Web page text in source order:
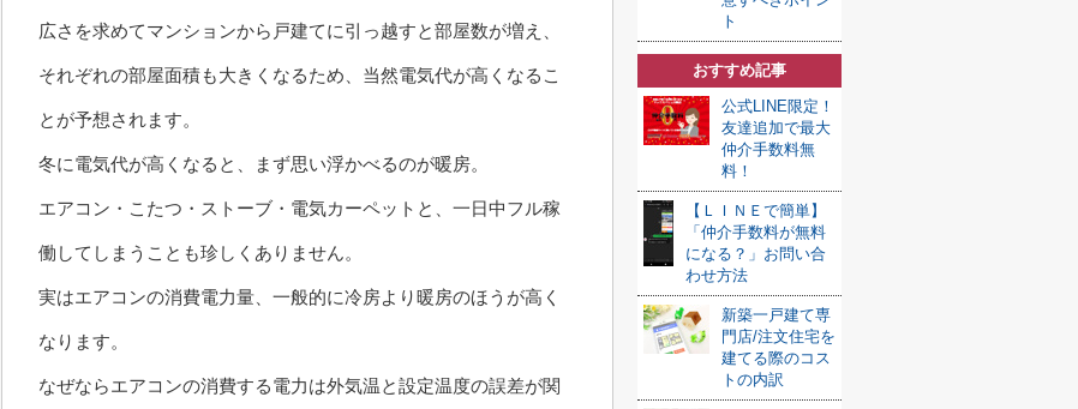
広さを求めてマンションから戸建てに引っ越すと部屋数が増え、
それぞれの部屋面積も大きくなるため、当然電気代が高くなるこ
とが予想されます。
冬に電気代が高くなると、まず思い浮かべるのが暖房。
エアコン・こたつ・ストーブ・電気カーペットと、一日中フル稼
働してしまうことも珍しくありません。
実はエアコンの消費電力量、一般的に冷房より暖房のほうが高く
なります。
なぜならエアコンの消費する電力は外気温と設定温度の誤差が関
ト
おすすめ記事
公式LINE限定！
友達追加で最大
仲介手数料無
料！
【ＬＩＮＥで簡単】
「仲介手数料が無料
になる？」お問い合
わせ方法
新築一戸建て専
門店/注文住宅を
建てる際のコス
トの内訳